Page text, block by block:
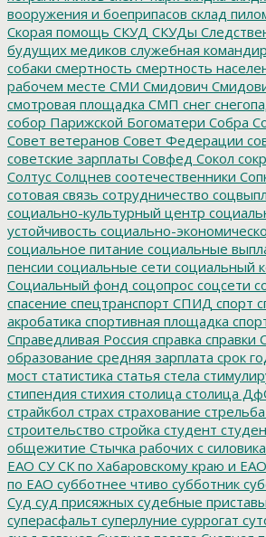
вооружения и боеприпасов склад
Скорая помощь СКУД СКУДы
будущих медиков служебная
собаки смертность смертность
рабочем месте СМИ Смидович
смотровая площадка СМП снег
собор Парижской Богоматери Собра
Совет ветеранов Совет Федерации
советские зарплаты Совфед Сокол
Солтус Солцнев соотечественники
сотовая связь сотрудничество
социально-культурный центр
устойчивость социально-
социальное питание социальные
пенсии социальные сети социальный
Социальный фонд соцопрос соцсети
спасение спецтранспорт СПИД спорт
акробатика спортивная площадка
Справедливая Россия справка справки
образование средняя зарплата срок
мост статистика статья стела
стипендия стихия столица столица
страйкбол страх страхование стрельба
строительство стройка студент
общежитие Стычка рабочих с
ЕАО СУ СК по Хабаровскому краю и ЕАО
по ЕАО субботнее чтиво субботник
Суд суд присяжных судебные приставы
суперасфальт суперлуние суррогат